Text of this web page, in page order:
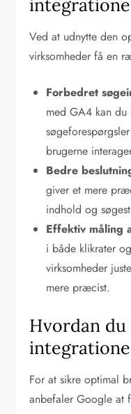
Ved at udnytte den
virksomheder få en
Forbedret
med GA4 kan
brugerne
Bedre
giver et mere
indhold og
Effektiv måling
i både klikrater
virksomheder
mere præcist.
Hvordan
For at sikre optimal
anbefaler Google at